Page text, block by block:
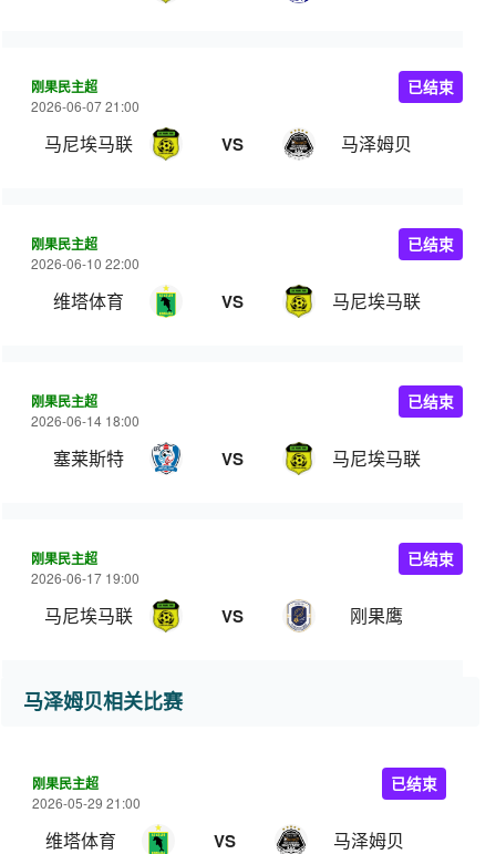
刚果民主超
2026-06-07 21:00
马尼埃马联 VS 马泽姆贝
已结束
刚果民主超
2026-06-10 22:00
维塔体育 VS 马尼埃马联
已结束
刚果民主超
2026-06-14 18:00
塞莱斯特 VS 马尼埃马联
已结束
刚果民主超
2026-06-17 19:00
马尼埃马联 VS 刚果鹰
已结束
马泽姆贝相关比赛
刚果民主超
2026-05-29 21:00
维塔体育 VS 马泽姆贝
已结束